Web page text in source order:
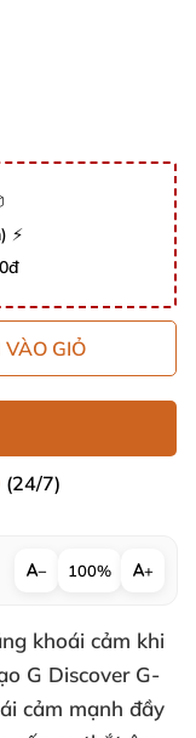
⚡
VÀO GIỎ
(24/7)
− 100% +
khoái cảm khi
G Discover G-
cảm mạnh đầy